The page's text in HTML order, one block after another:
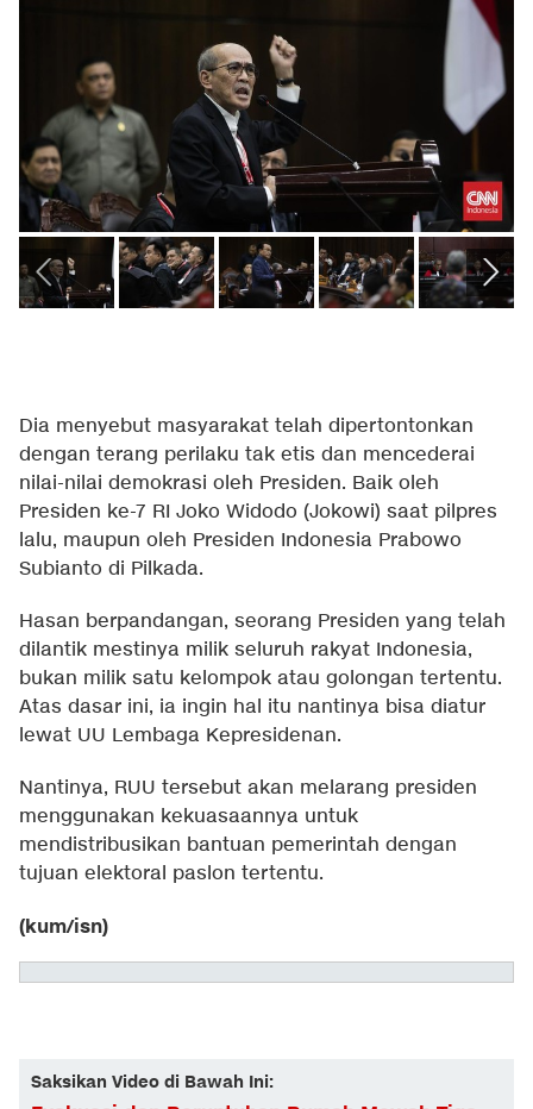
Dia menyebut masyarakat telah dipertontonkan
dengan terang perilaku tak etis dan mencederai
nilai-nilai demokrasi oleh Presiden. Baik oleh
Presiden ke-7 RI Joko Widodo (Jokowi) saat pilpres
lalu, maupun oleh Presiden Indonesia Prabowo
Subianto di Pilkada.
Hasan berpandangan, seorang Presiden yang telah
dilantik mestinya milik seluruh rakyat Indonesia,
bukan milik satu kelompok atau golongan tertentu.
Atas dasar ini, ia ingin hal itu nantinya bisa diatur
lewat UU Lembaga Kepresidenan.
Nantinya, RUU tersebut akan melarang presiden
menggunakan kekuasaannya untuk
mendistribusikan bantuan pemerintah dengan
tujuan elektoral paslon tertentu.
(kum/isn)
Saksikan Video di Bawah Ini: